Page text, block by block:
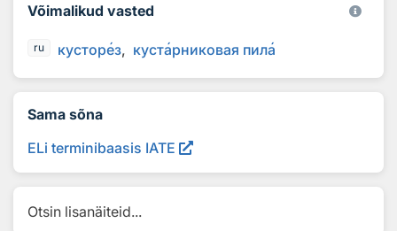
Võimalikud vasted
ru кусторез кустарниковая пила
Sama sõna
ELi terminibaasis IATE
Otsin lisanäiteid...